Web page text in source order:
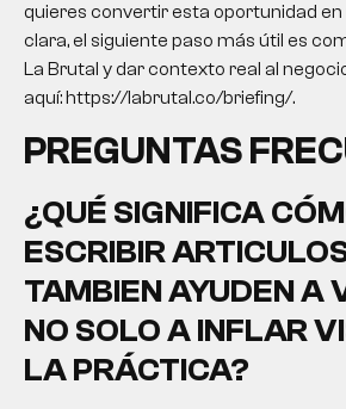
quieres convertir esta oportunidad en
clara, el siguiente paso más útil es
La Brutal y dar contexto real al
aquí: https://labrutal.co/briefing/.
PREGUNTAS
¿QUÉ SIGNIFICA
ESCRIBIR
TAMBIEN AYUDEN A
NO SOLO A INFLAR
LA PRÁCTICA?